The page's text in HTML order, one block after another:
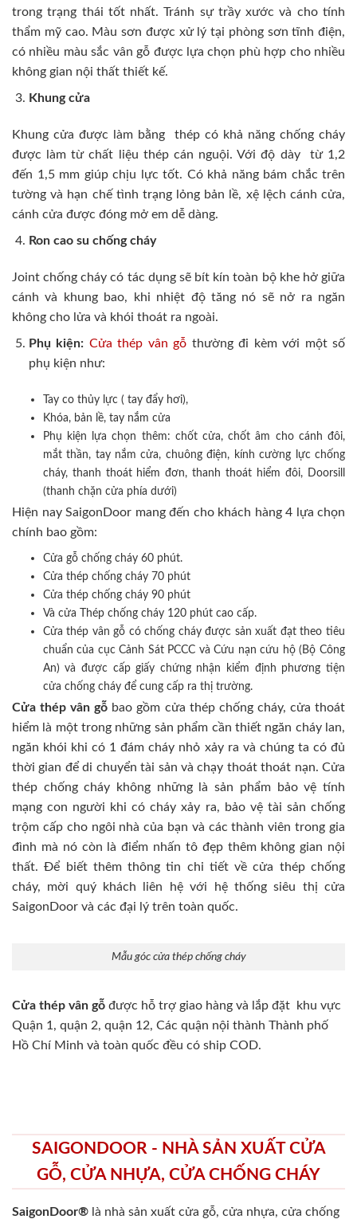
trong trạng thái tốt nhất. Tránh sự trầy xước và cho tính
thẩm mỹ cao. Màu sơn được xử lý tại phòng sơn tĩnh điện,
có nhiều màu sắc vân gỗ được lựa chọn phù hợp cho nhiều
không gian nội thất thiết kế.
Khung cửa
Khung cửa được làm bằng thép có khả năng chống cháy
được làm từ chất liệu thép cán nguội. Với độ dày từ 1,2
đến 1,5 mm giúp chịu lực tốt. Có khả năng bám chắc trên
tường và hạn chế tình trạng lỏng bản lề, xệ lệch cánh cửa,
cánh cửa được đóng mở em dễ dàng.
Ron cao su chống cháy
Joint chống cháy có tác dụng sẽ bít kín toàn bộ khe hở giữa
cánh và khung bao, khi nhiệt độ tăng nó sẽ nở ra ngăn
không cho lửa và khói thoát ra ngoài.
Phụ kiện: Cửa thép vân gỗ thường đi kèm với một số
phụ kiện như:
Tay co thủy lực ( tay đẩy hơi),
Khóa, bản lề, tay nắm cửa
Phụ kiện lựa chọn thêm: chốt cửa, chốt âm cho cánh đôi,
mắt thần, tay nắm cửa, chuông điện, kính cường lực chống
cháy, thanh thoát hiểm đơn, thanh thoát hiểm đôi, Doorsill
(thanh chặn cửa phía dưới)
Hiện nay SaigonDoor mang đến cho khách hàng 4 lựa chọn
chính bao gồm:
Cửa gỗ chống cháy 60 phút.
Cửa thép chống cháy 70 phút
Cửa thép chống cháy 90 phút
Và cửa Thép chống cháy 120 phút cao cấp.
Cửa thép vân gỗ có chống cháy được sản xuất đạt theo tiêu
chuẩn của cục Cảnh Sát PCCC và Cứu nạn cứu hộ (Bộ Công
An) và được cấp giấy chứng nhận kiểm định phương tiện
cửa chống cháy để cung cấp ra thị trường.
Cửa thép vân gỗ bao gồm cửa thép chống cháy, cửa thoát
hiểm là một trong những sản phẩm cần thiết ngăn cháy lan,
ngăn khói khi có 1 đám cháy nhỏ xảy ra và chúng ta có đủ
thời gian để di chuyển tài sản và chạy thoát thoát nạn. Cửa
thép chống cháy không những là sản phẩm bảo vệ tính
mạng con người khi có cháy xảy ra, bảo vệ tài sản chống
trộm cấp cho ngôi nhà của bạn và các thành viên trong gia
đình mà nó còn là điểm nhấn tô đẹp thêm không gian nội
thất. Để biết thêm thông tin chi tiết về cửa thép chống
cháy, mời quý khách liên hệ với hệ thống siêu thị cửa
SaigonDoor và các đại lý trên toàn quốc.
Mẫu góc cửa thép chống cháy
Cửa thép vân gỗ được hỗ trợ giao hàng và lắp đặt khu vực
Quận 1, quận 2, quận 12, Các quận nội thành Thành phố
Hồ Chí Minh và toàn quốc đều có ship COD.
SAIGONDOOR - NHÀ SẢN XUẤT CỬA
GỖ, CỬA NHỰA, CỬA CHỐNG CHÁY
SaigonDoor® là nhà sản xuất cửa gỗ, cửa nhựa, cửa chống